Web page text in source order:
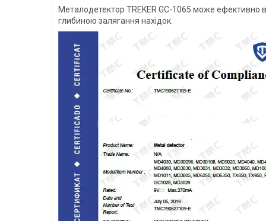
Металодетектор TREKER GC-1065 може ефективно
глибиною залягання нахідок.